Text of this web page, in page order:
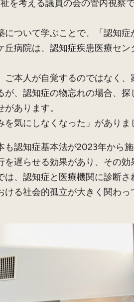
を考える議員の会の管内視
ついて学ぶことで、「認知
病院は、認知症疾患医療セ
本人が自覚するのではなく
、認知症の物忘れの場合、
あります。
気にしなくなった」があり
認知症基本法が2023年から施
遅らせる効果があり、その
、認知症と医療機関に診断
る社会的孤立が大きく関わ